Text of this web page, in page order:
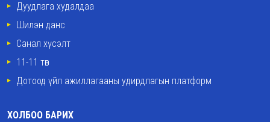
Дуудлага худалдаа
Шилэн данс
Санал хүсэлт
11-11 төв
Дотоод үйл ажиллагааны удирдлагын платформ
ХОЛБОО БАРИХ